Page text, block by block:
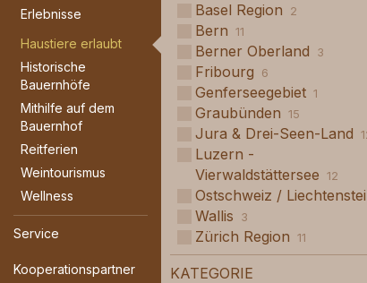
Erlebnisse
Haustiere erlaubt
Historische
Bauernhöfe
Mithilfe auf dem
Bauernhof
Reitferien
Weintourismus
Wellness
Service
Kooperationspartner
Basel Region
Bern
Berner Oberland
Fribourg
Genferseegebiet
Graubünden
Jura & Drei-Seen-Land
Luzern -
Vierwaldstättersee
Ostschweiz /
Wallis
Zürich Region
KATEGORIE